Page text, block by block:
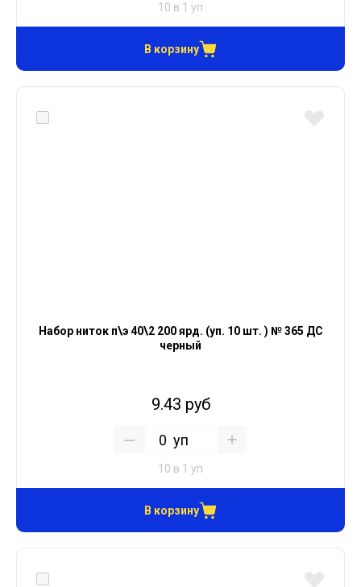
10 в 1 уп
В корзину
Набор ниток п\э 40\2 200 ярд. (уп. 10 шт. ) № 365 ДС
черный
9.43 руб
уп
10 в 1 уп
В корзину